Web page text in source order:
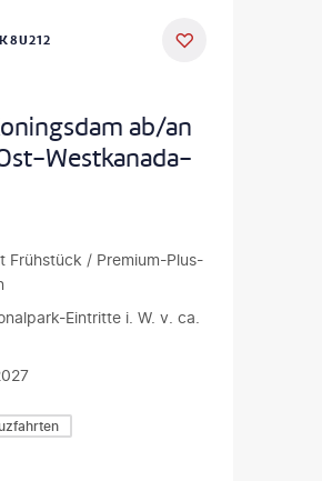
K8U212
ab/an
Westkanada-
Frühstück / Premium-Plus-
Eintritte i. W. v. ca.